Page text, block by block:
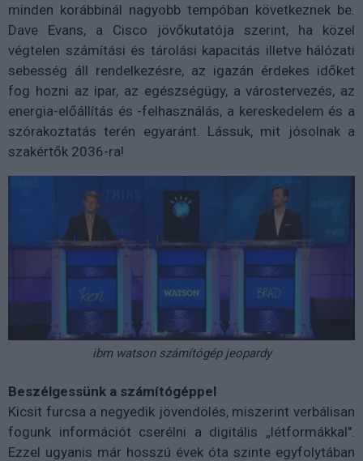
minden korábbinál nagyobb tempóban következnek be.
Dave Evans, a Cisco jövőkutatója szerint, ha közel
végtelen számítási és tárolási kapacitás illetve hálózati
sebesség áll rendelkezésre, az igazán érdekes időket
fog hozni az ipar, az egészségügy, a várostervezés, az
energia-előállítás és -felhasználás, a kereskedelem és a
szórakoztatás terén egyaránt. Lássuk, mit jósolnak a
szakértők 2036-ra!
ibm watson számítógép jeopardy
Beszélgessünk a számítógéppel
Kicsit furcsa a negyedik jövendölés, miszerint verbálisan
fogunk információt cserélni a digitális „létformákkal".
Ezzel ugyanis már hosszú évek óta szinte egyfolytában